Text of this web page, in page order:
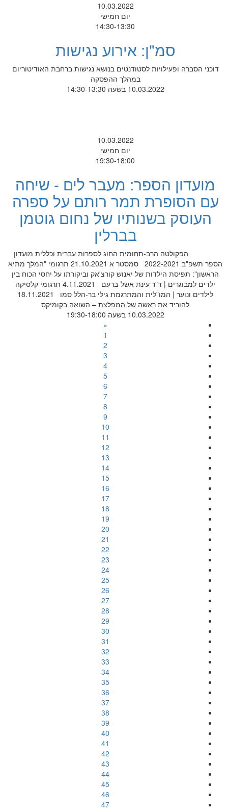
10.03.2022
יום חמישי
14:30-13:30
סמ"ן: אירוע נגישות
דוכני הסברה ופעילויות לסטודנטים בנושא נגישות ברחבת האודיטוריום
במהלך ההפסקה
10.03.2022 בשעה 14:30-13:30
10.03.2022
יום חמישי
19:30-18:00
מועדון הספר: מעבר לים - שיחה
עם הסופרת תמר רותם על ספרה
העוסק בשנותיו של נחום גוטמן
בברלין
הפקולטה הרב-תחומית החוג לספרות עברית וכללית מועדון
הספר תשפ"ב 2022-2021 סמסטר א 21.10.2021 תרגומי "המלך מתיא
הראשון": תפיסת הילדות של יאנוש קורצ'אק וביקורתו על יחסי הכוח בין
ילדים למבוגרים | ד"ר עינת אשל-ברעם 4.11.2021 תרגומי קלסיקה
לילדים ונוער | המו"לית והמתרגמת גילי בר-הלל סמו 18.11.2021
להוריד את ראשה של המפלצת – השואה בקומיקס
10.03.2022 בשעה 19:30-18:00
«
1
2
3
4
5
6
7
8
9
10
11
12
13
14
15
16
17
18
19
20
21
22
23
24
25
26
27
28
29
30
31
32
33
34
35
36
37
38
39
40
41
42
43
44
45
46
47